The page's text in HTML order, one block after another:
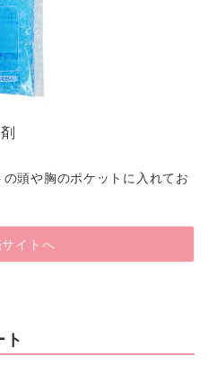
頭や胸のポケットに入れてお
イトへ